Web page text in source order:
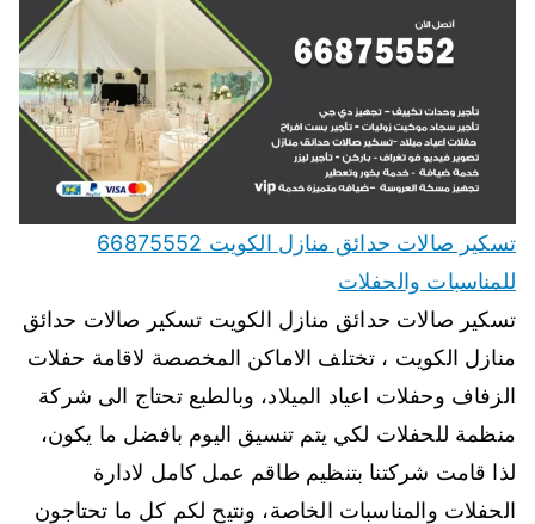
تسكير صالات حدائق منازل الكويت 66875552
للمناسبات والحفلات
تسكير صالات حدائق منازل الكويت تسكير صالات حدائق
منازل الكويت ، تختلف الاماكن المخصصة لاقامة حفلات
الزفاف وحفلات اعياد الميلاد، وبالطبع تحتاج الى شركة
منظمة للحفلات لكي يتم تنسيق اليوم بافضل ما يكون،
لذا قامت شركتنا بتنظيم طاقم عمل كامل لادارة
الحفلات والمناسبات الخاصة، ونتيح لكم كل ما تحتاجون